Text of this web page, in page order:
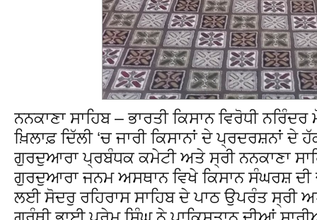
ਨਨਕਾਣਾ ਸਾਹਿਬ – ਭਾਰਤੀ ਕਿਸਾਨ ਵਿਰੋਧੀ
ਖ਼ਿਲਾਫ਼ ਦਿੱਲੀ ‘ਚ ਜਾਰੀ ਕਿਸਾਨਾਂ ਦੇ ਪ੍ਰਦਰਸ਼ਨਾਂ ਦੇ
ਗੁਰਦੁਆਰਾ ਪ੍ਰਬੰਧਕ ਕਮੇਟੀ ਅਤੇ ਸ੍ਰੀ ਨਨਕਾਣਾ
ਗੁਰਦੁਆਰਾ ਜਨਮ ਅਸਥਾਨ ਵਿਖੇ ਕਿਸਾਨ ਸੰਘਰਸ਼ ਦੀ
ਲਈ ਸੋਦਰੁ ਰਹਿਰਾਸ ਸਾਹਿਬ ਦੇ ਪਾਠ ਉਪਰੰਤ ਸ੍ਰੀ